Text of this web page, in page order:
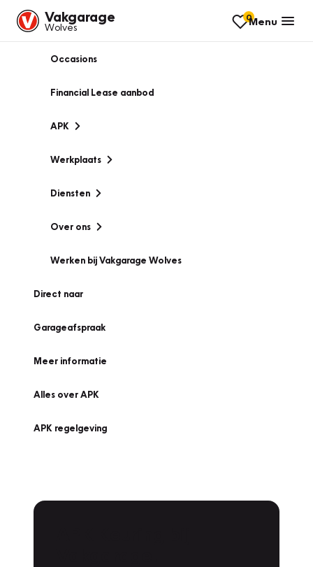
Vakgarage
Wolves
0Menu
Occasions
Financial Lease aanbod
APK
Werkplaats
Diensten
Over ons
Werken bij Vakgarage Wolves
Direct naar
Garageafspraak
Meer informatie
Alles over APK
APK regelgeving